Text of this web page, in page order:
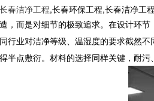
长春洁净工程,长春环保工程,长春洁净工
，而是对细节的极致追求。在设计环
行业对洁净等级、温湿度的要求截然
半点敷衍。材料的选择同样关键，耐